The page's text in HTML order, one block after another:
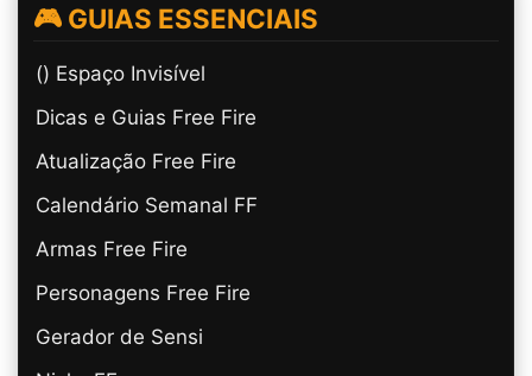
🎮 GUIAS ESSENCIAIS
(ㅤ) Espaço Invisível
Dicas e Guias Free Fire
Atualização Free Fire
Calendário Semanal FF
Armas Free Fire
Personagens Free Fire
Gerador de Sensi